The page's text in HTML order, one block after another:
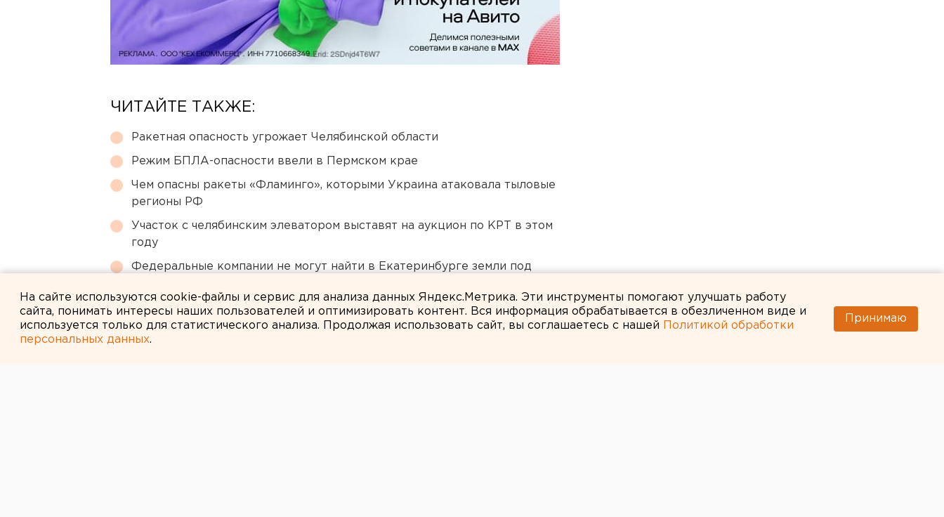
ЧИТАЙТЕ ТАКЖЕ:
Ракетная опасность угрожает Челябинской области
Режим БПЛА-опасности ввели в Пермском крае
Чем опасны ракеты «Фламинго», которыми Украина атаковала тыловые
регионы РФ
Участок с челябинским элеватором выставят на аукцион по КРТ в этом
году
Федеральные компании не могут найти в Екатеринбурге земли под
На сайте используются cookie-файлы и сервис для анализа данных Яндекс.Метрика. Эти инструменты помогают улучшать работу
сайта, понимать интересы наших пользователей и оптимизировать контент. Вся информация обрабатывается в обезличенном виде и
используется только для статистического анализа. Продолжая использовать сайт, вы соглашаетесь с нашей
Политикой обработки
персональных данных.
Принимаю